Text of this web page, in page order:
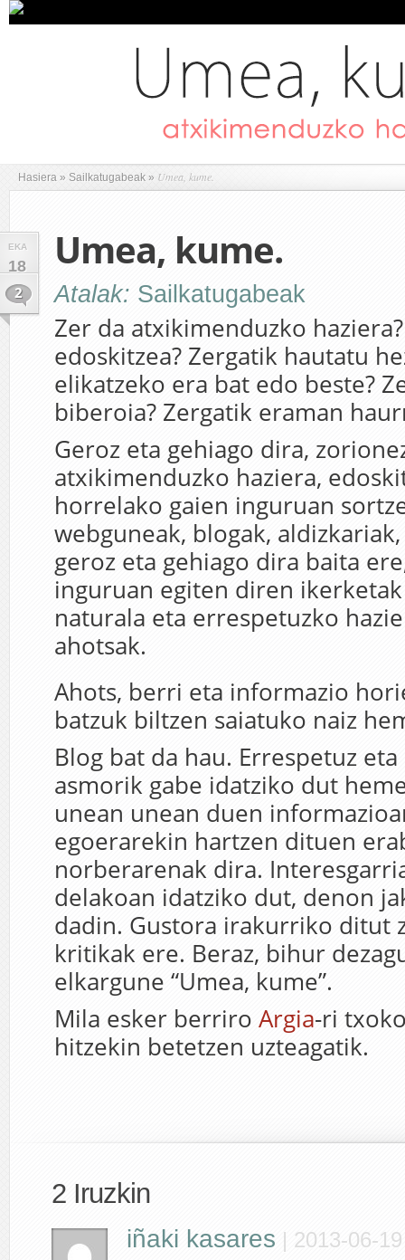
Hasiera » Sailkatugabeak » Umea, kume.
EKA
18
2
Umea, kume.
Atalak: Sailkatugabeak
Zer da atxikimenduzko
edoskitzea? Zergatik hautatu
elikatzeko era bat edo beste?
biberoia? Zergatik eraman
Geroz eta gehiago dira,
atxikimenduzko haziera,
horrelako gaien inguruan
webguneak, blogak,
geroz eta gehiago dira baita
inguruan egiten diren
naturala eta errespetuzko
ahotsak.
Ahots, berri eta informazio
batzuk biltzen saiatuko naiz
Blog bat da hau. Errespetuz
asmorik gabe idatziko dut
unean unean duen
egoerarekin hartzen dituen
norberarenak dira.
delakoan idatziko dut, denon
dadin. Gustora irakurriko ditut
kritikak ere. Beraz, bihur
elkargune “Umea, kume”.
Mila esker berriro Argia-ri
hitzekin betetzen uzteagatik.
2 Iruzkin
iñaki kasares | 2013-06-